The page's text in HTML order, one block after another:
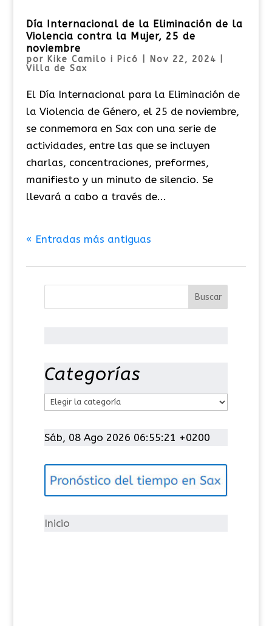
Día Internacional de la Eliminación de la
Violencia contra la Mujer, 25 de
noviembre
por Kike Camilo i Picó Nov 22, 2024
Villa de Sax
El Día Internacional para la Eliminación de
la Violencia de Género, el 25 de noviembre,
se conmemora en Sax con una serie de
actividades, entre las que se incluyen
charlas, concentraciones, preformes,
manifiesto y un minuto de silencio. Se
llevará a cabo a través de...
« Entradas más antiguas
Categorías
t
g
í
Sáb, 08 Ago 2026 06:55:22 +0200
Inicio